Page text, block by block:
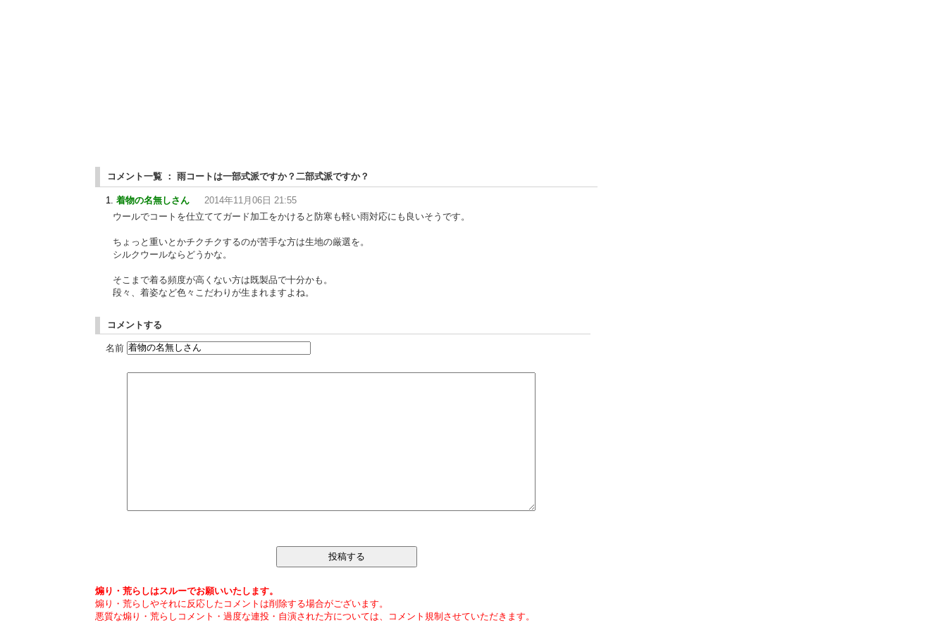
コメント一覧 ： 雨コートは一部式派ですか？二部式派ですか？
着物の名無しさん 2014年11月06日 21:55
ウールでコートを仕立ててガード加工をかけると防寒も軽い雨対応にも良いそうです。
ちょっと重いとかチクチクするのが苦手な方は生地の厳選を。
シルクウールならどうかな。
そこまで着る頻度が高くない方は既製品で十分かも。
段々、着姿など色々こだわりが生まれますよね。
コメントする
名前
煽り・荒らしはスルーでお願いいたします。
煽り・荒らしやそれに反応したコメントは削除する場合がございます。
悪質な煽り・荒らしコメント・過度な連投・自演された方については、コメント規制させていただきます。